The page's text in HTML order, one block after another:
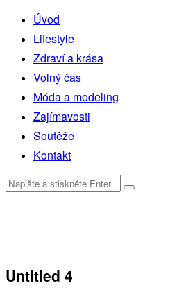
Úvod
Lifestyle
Zdraví a krása
Volný čas
Móda a modeling
Zajímavosti
Soutěže
Kontakt
Untitled 4